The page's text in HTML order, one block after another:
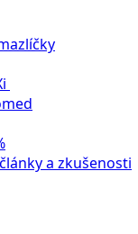
a zkušenosti